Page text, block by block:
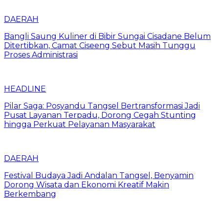
DAERAH
Bangli Saung Kuliner di Bibir Sungai Cisadane Belum
Ditertibkan, Camat Ciseeng Sebut Masih Tunggu
Proses Administrasi
HEADLINE
Pilar Saga: Posyandu Tangsel Bertransformasi Jadi
Pusat Layanan Terpadu, Dorong Cegah Stunting
hingga Perkuat Pelayanan Masyarakat
DAERAH
Festival Budaya Jadi Andalan Tangsel, Benyamin
Dorong Wisata dan Ekonomi Kreatif Makin
Berkembang